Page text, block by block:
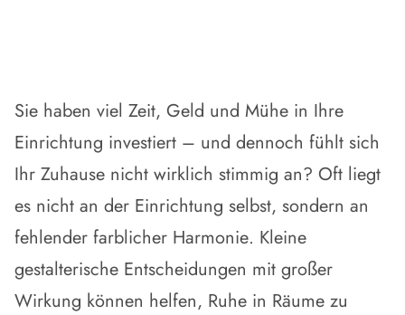
Sie haben viel Zeit, Geld und Mühe in Ihre
Einrichtung investiert – und dennoch fühlt sich
Ihr Zuhause nicht wirklich stimmig an? Oft liegt
es nicht an der Einrichtung selbst, sondern an
fehlender farblicher Harmonie. Kleine
gestalterische Entscheidungen mit großer
Wirkung können helfen, Ruhe in Räume zu